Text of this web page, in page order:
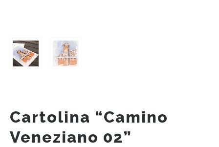
Cartolina “Camino
Veneziano 02”